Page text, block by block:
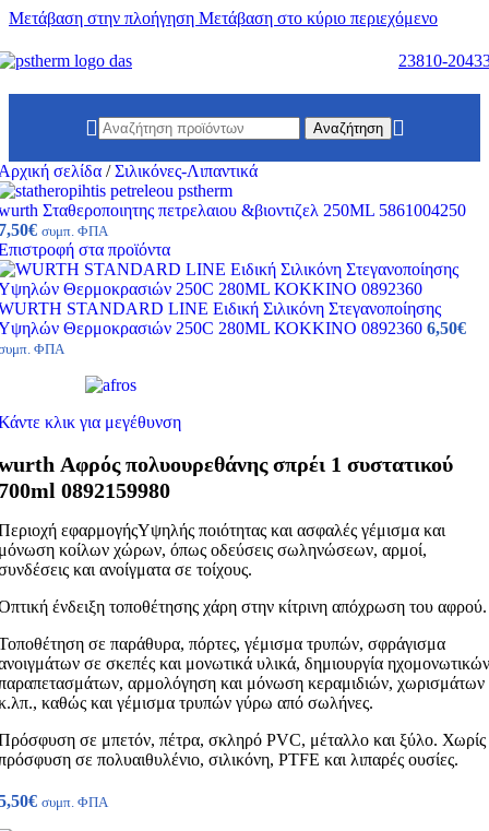
Μετάβαση στην πλοήγηση Μετάβαση στο κύριο περιεχόμενο
23810-
Αναζήτηση
σελίδα / Σιλικόνες-Λιπαντικά
Σταθεροποιητης πετρελαιου &βιοντιζελ 250ML 5861004250
€ συμπ. ΦΠΑ
στα προϊόντα
STANDARD LINE Ειδική Σιλικόνη Στεγανοποίησης
Θερμοκρασιών 250C 280ML ΚΟΚΚΙΝΟ 0892360 6,50€
ΦΠΑ
κλικ για μεγέθυνση
Αφρός πολυουρεθάνης σπρέι 1 συστατικού
0892159980
εφαρμογήςΥψηλής ποιότητας και ασφαλές γέμισμα και
κοίλων χώρων, όπως οδεύσεις σωληνώσεων, αρμοί,
και ανοίγματα σε τοίχους.
ένδειξη τοποθέτησης χάρη στην κίτρινη απόχρωση του αφρού.
σε παράθυρα, πόρτες, γέμισμα τρυπών, σφράγισμα
σε σκεπές και μονωτικά υλικά, δημιουργία ηχομονωτικών
αρμολόγηση και μόνωση κεραμιδιών, χωρισμάτων
καθώς και γέμισμα τρυπών γύρω από σωλήνες.
σε μπετόν, πέτρα, σκληρό PVC, μέταλλο και ξύλο. Χωρίς
σε πολυαιθυλένιο, σιλικόνη, PTFE και λιπαρές ουσίες.
€ συμπ. ΦΠΑ